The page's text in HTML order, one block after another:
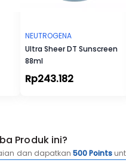
NEUTROGENA
Ultra Sheer DT Sunscreen
88ml
Rp243.182
Produk ini?
dan dapatkan 500 Points